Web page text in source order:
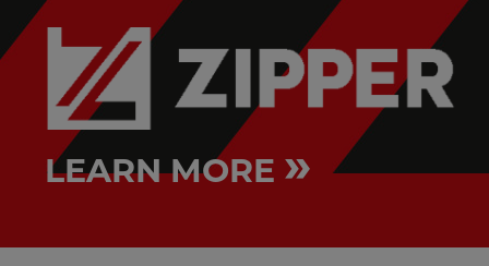
LEARN MORE »